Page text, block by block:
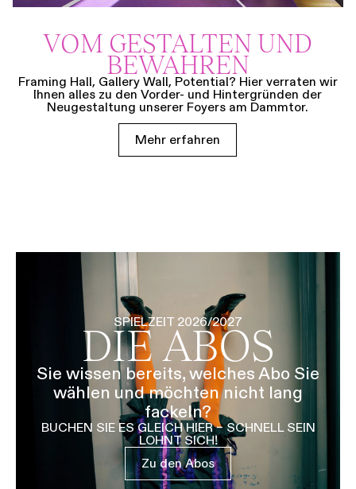
VOM GESTALTEN UND
BEWAHREN
Framing Hall, Gallery Wall, Potential? Hier verraten wir
Ihnen alles zu den Vorder- und Hintergründen der
Neugestaltung unserer Foyers am Dammtor.
Mehr erfahren
SPIELZEIT 2026/2027
DIE ABOS
Sie wissen bereits, welches Abo Sie
wählen und möchten nicht lang
fackeln?
BUCHEN SIE ES GLEICH HIER – SCHNELL SEIN
LOHNT SICH!
Zu den Abos